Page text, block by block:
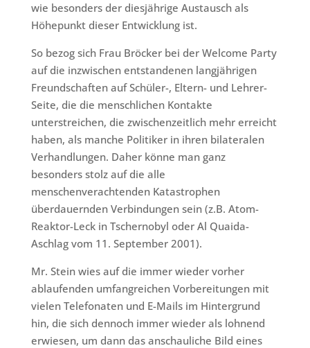
wie besonders der diesjährige Austausch als
Höhepunkt dieser Entwicklung ist.
So bezog sich Frau Bröcker bei der Welcome Party
auf die inzwischen entstandenen langjährigen
Freundschaften auf Schüler-, Eltern- und Lehrer-
Seite, die die menschlichen Kontakte
unterstreichen, die zwischenzeitlich mehr erreicht
haben, als manche Politiker in ihren bilateralen
Verhandlungen. Daher könne man ganz
besonders stolz auf die alle
menschenverachtenden Katastrophen
überdauernden Verbindungen sein (z.B. Atom-
Reaktor-Leck in Tschernobyl oder Al Quaida-
Aschlag vom 11. September 2001).
Mr. Stein wies auf die immer wieder vorher
ablaufenden umfangreichen Vorbereitungen mit
vielen Telefonaten und E-Mails im Hintergrund
hin, die sich dennoch immer wieder als lohnend
erwiesen, um dann das anschauliche Bild eines